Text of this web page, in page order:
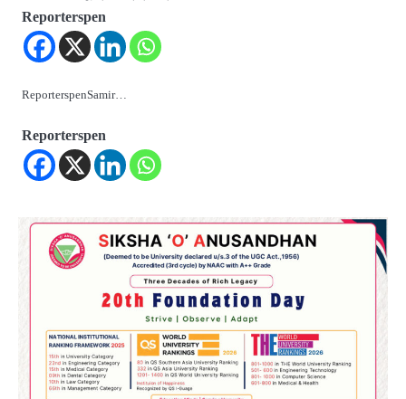
Reporterspen
ReporterspenSamir…
Reporterspen
୨୦୨୭ ବିଶ୍ୱକପ ପାଇଁ ରବି ଶାସ୍ତ୍ରୀଙ୍କ ଟିମ୍,
ଆକାଶ ଚୋପ୍ରା ଦେଲେ ୧୦ରୁ ୮ ମାର୍କ
Reporters Pen